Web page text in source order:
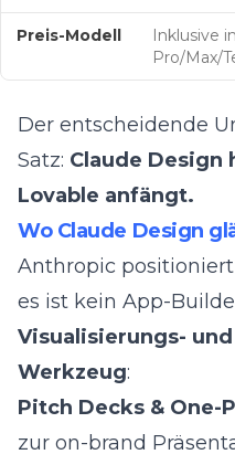
Preis-Modell
Inklusive
Pro/Max/
Der entscheidende
Satz: Claude Design
Lovable anfängt.
Wo Claude Design
Anthropic
es ist kein App-
Visualisierungs-
Werkzeug:
Pitch Decks & One-
zur on-brand